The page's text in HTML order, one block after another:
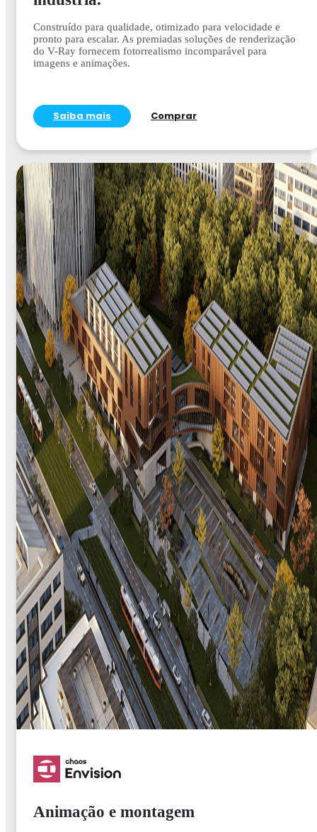
Construído para qualidade, otimizado para velocidade e
pronto para escalar. As premiadas soluções de renderização
do V-Ray fornecem fotorrealismo incomparável para
imagens e animações.
Saiba mais Comprar
Animação e montagem